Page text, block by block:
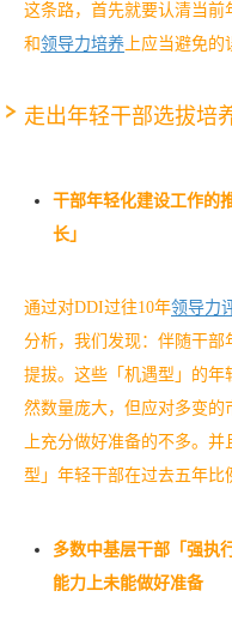
这条路，首先就要认清当
和领导力培养 上应当避免的
走出年轻干部选拔培
干部年轻化建设工作的
长」
通过对DDI过往10年领导力
分析，我们发现：伴随干部
提拔。这些「机遇型」的年
然数量庞大，但应对多变的
上充分做好准备的不多。
型」年轻干部在过去五年比
多数中基层干部「强执
能力上未能做好准备